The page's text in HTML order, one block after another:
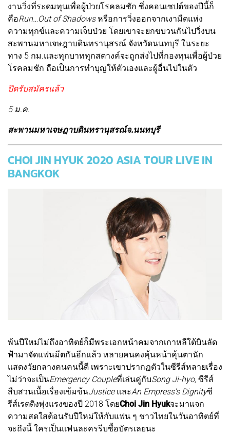
งานวิ่งที่ระดมทุนเพื่อผู้ป่วยโรคลมชัก ซึ่งคอนเซปต์ของปีนี้ก็
คือRun…Out of Shadowsหรือการวิ่งออกจากเงามืดแห่ง
ความทุกข์และความเจ็บป่วย โดยเขาจะยกขบวนกันไปวิ่งบน
สะพานมหาเจษฎาบดินทรานุสรณ์ จังหวัดนนทบุรี ในระยะ
ทาง 5 กม.และทุกบาททุกสตางค์จะถูกส่งไปที่กองทุนเพื่อผู้ป่วย
โรคลมชัก ถือเป็นการทำบุญให้ตัวเองและผู้อื่นไปในตัว
ปิดรับสมัครแล้ว
5 ม.ค.
สะพานมหาเจษฎาบดินทรานุสรณ์จ.นนทบุรี
CHOI JIN HYUK 2020 ASIA TOUR LIVE IN
BANGKOK
พ้นปีใหม่ไม่ถึงอาทิตย์ก็มีพระเอกหน้าคมจากเกาหลีใต้บินลัด
ฟ้ามาจัดแฟนมีตกันอีกแล้ว หลายคนคงคุ้นหน้าคุ้นตานัก
แสดงวัยกลางคนคนนี้ดี เพราะเขาปรากฏตัวในซีรีส์หลายเรื่อง
ไม่ว่าจะเป็นEmergency Coupleที่เล่นคู่กับSong Ji-hyo, ซีรีส์
สืบสวนเนื้อเรื่องเข้มข้นJusticeและAn Empress's Dignityซี
รีส์เรตติงพุ่งแรงของปี 2018 โดยChoi Jin Hyukจะมาแจก
ความสดใสต้อนรับปีใหม่ให้กับแฟน ๆ ชาวไทยในวันอาทิตย์ที่
จะถึงนี้ ใครเป็นแฟนละครรีบซื้อบัตรเลยนะ